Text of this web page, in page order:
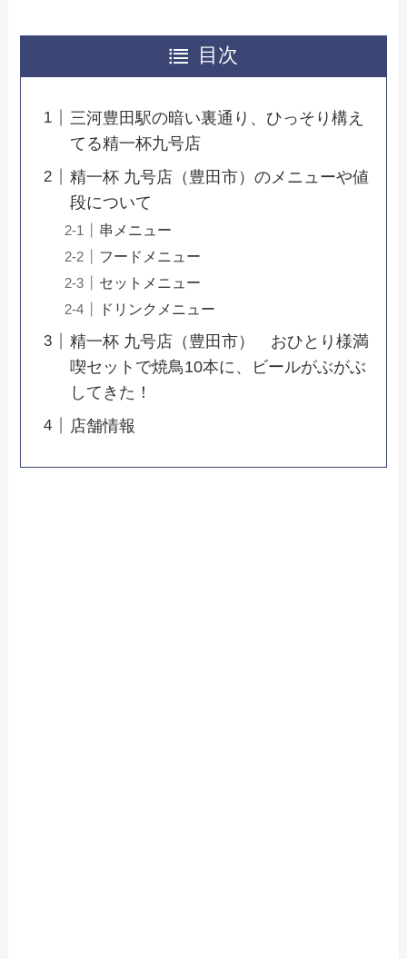
目次
三河豊田駅の暗い裏通り、ひっそり構え
てる精一杯九号店
精一杯 九号店（豊田市）のメニューや値
段について
串メニュー
フードメニュー
セットメニュー
ドリンクメニュー
精一杯 九号店（豊田市） おひとり様満
喫セットで焼鳥10本に、ビールがぶがぶ
してきた！
店舗情報